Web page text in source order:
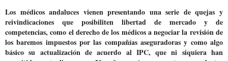
Los médicos andaluces vienen presentando una serie de quejas y
reivindicaciones que posibiliten libertad de mercado y de
competencias, como el derecho de los médicos a negociar la revisión de
los baremos impuestos por las compañías aseguradoras y como algo
básico su actualización de acuerdo al IPC, que ni siquiera han